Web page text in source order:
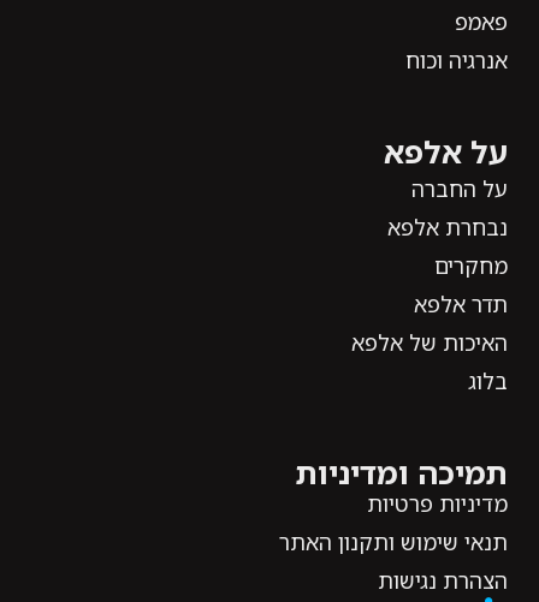
פאמפ
אנרגיה וכוח
על אלפא
על החברה
נבחרת אלפא
מחקרים
תדר אלפא
האיכות של אלפא
בלוג
תמיכה ומדיניות
מדיניות פרטיות
תנאי שימוש ותקנון האתר
הצהרת נגישות